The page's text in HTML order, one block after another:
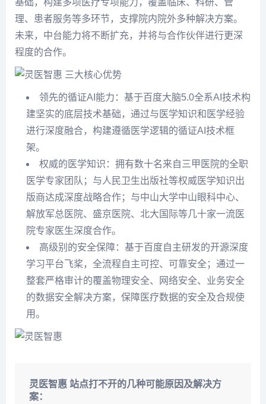
基础，构建多项医疗专项能力，覆盖临床、科研、管
理、患者服务等多环节，支撑院内院外多种解决方案。
未来，中台能力将不断扩充，并将与合作伙伴进行更深
程度的合作。
三大核心优势
领先的循证AI能力：基于百度大脑5.0全系AI技术构
建坚实的底层技术基础，通过与医学知识和医学经验
进行深度融合，构建遵循医学逻辑的循证AI技术框
架。
权威的医学知识：拥有数十名来自三甲医院的全职
医学专家团队；与人民卫生出版社等权威医学知识出
版商达成深度战略合作；与中山大学中山眼科中心、
解放军总医院、盛京医院、北大国际等几十家一流医
院专家医生深度合作。
高级别的安全保障：基于百度自主研发的开源深度
学习平台飞桨，全流程自主可控、可靠安全；通过一
整套严格审计的覆盖物理安全、网络安全、业务安全
的数据安全解决方案，保障医疗数据的安全及合规使
用。
灵医智惠 站点打不开的几种可能原因及解决方
案：